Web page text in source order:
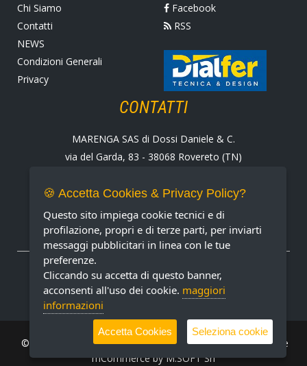
Chi Siamo
Contatti
NEWS
Condizioni Generali
Privacy
Facebook
RSS
CONTATTI
MARENGA SAS di Dossi Daniele & C.
via del Garda, 83 - 38068 Rovereto (TN)
Fax +39 0464 430938
E-mail: marenga@marenga.it
Partita IVA IT02232370227
METODI DI PAGAMENTO ACCETTATI
© MARENGA Srl 2022 All rights reserved. Design & Software
mCommerce byM.SOFT Srl
🍪 Accetta Cookies & Privacy Policy?
Questo sito impiega cookie tecnici e di
profilazione, propri e di terze parti, per inviarti
messaggi pubblicitari in linea con le tue
preferenze.
Cliccando su accetta di questo banner,
acconsenti all'uso dei cookie. maggiori
informazioni
Accetta Cookies Seleziona cookie